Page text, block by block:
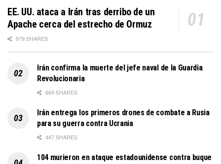
EE. UU. ataca a Irán tras derribo de un
Apache cerca del estrecho de Ormuz
979 SHARES
Irán confirma la muerte del jefe naval de la Guardia
Revolucionaria
669 SHARES
Irán entrega los primeros drones de combate a Rusia
para su guerra contra Ucrania
447 SHARES
104 murieron en ataque estadounidense contra buque